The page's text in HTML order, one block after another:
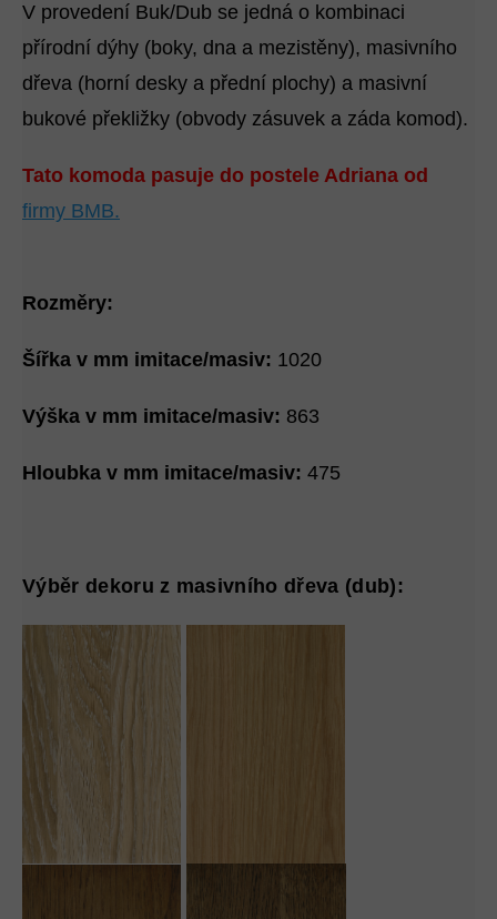
V provedení Buk/Dub se jedná o kombinaci
přírodní dýhy (boky, dna a mezistěny), masivního
dřeva (horní desky a přední plochy) a masivní
bukové překližky (obvody zásuvek a záda komod).
Tato komoda pasuje do postele Adriana od
firmy BMB.
Rozměry:
Šířka v mm imitace/masiv: 1020
Výška v mm imitace/masiv: 863
Hloubka v mm imitace/masiv: 475
Výběr dekoru z masivního dřeva (dub):